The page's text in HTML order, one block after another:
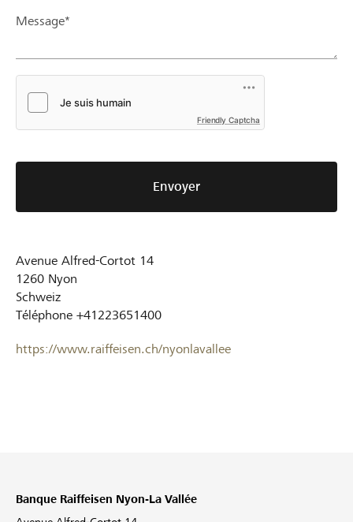
Message*
Friendly Captcha
Envoyer
Avenue Alfred-Cortot 14
1260 Nyon
Schweiz
Téléphone +41223651400
https://www.raiffeisen.ch/nyonlavallee
Banque Raiffeisen Nyon-La Vallée